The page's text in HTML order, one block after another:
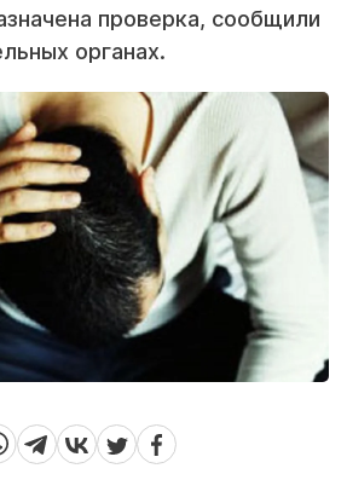
проверка, сообщили
органах.